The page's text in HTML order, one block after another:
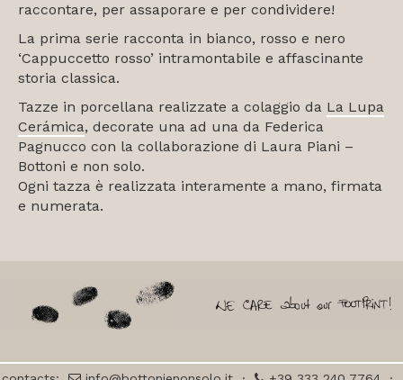
raccontare, per assaporare e per condividere!
La prima serie racconta in bianco, rosso e nero
‘Cappuccetto rosso’ intramontabile e affascinante
storia classica.
Tazze in porcellana realizzate a colaggio da La Lupa
Cerámica, decorate una ad una da Federica
Pagnucco con la collaborazione di Laura Piani –
Bottoni e non solo.
Ogni tazza è realizzata interamente a mano, firmata
e numerata.